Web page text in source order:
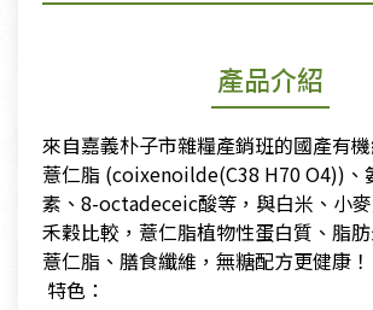
產品介紹
來自嘉義朴子市雜糧產銷班的國產有
薏仁脂 (coixenoilde(C38 H70 O4))、
素、8-octadeceic酸等，與白米、小
禾穀比較，薏仁脂植物性蛋白質、脂
薏仁脂、膳食纖維，無糖配方更健康！
​ 特色：